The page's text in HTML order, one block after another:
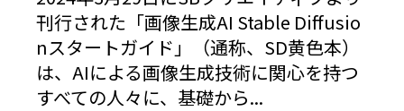
刊行された「画像生成AI Stable Diffusio
nスタートガイド」（通称、SD黄色本）
は、AIによる画像生成技術に関心を持つ
すべての人々に、基礎から...